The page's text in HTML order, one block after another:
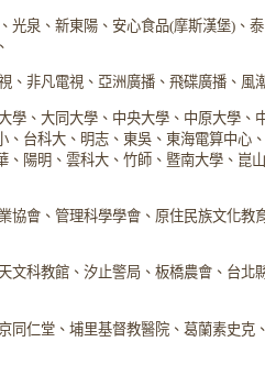
光泉、新東陽、安心食品(摩斯漢堡)、
、非凡電視、亞洲廣播、飛碟廣播、風
學、大同大學、中央大學、中原大學、
、台科大、明志、東吳、東海電算中心
、陽明、雲科大、竹師、暨南大學、崑
協會、管理科學學會、原住民族文化教
文科教館、汐止警局、板橋農會、台北
同仁堂、埔里基督教醫院、葛蘭素史克